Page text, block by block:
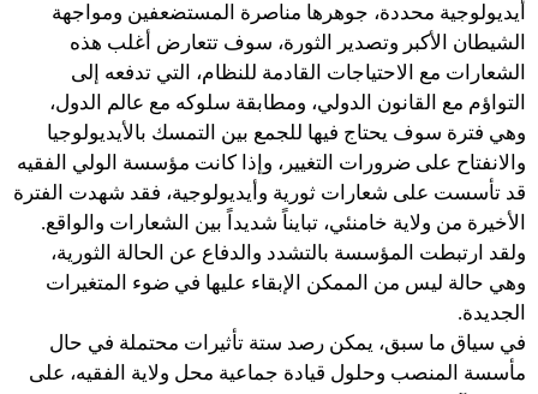
أيديولوجية محددة، جوهرها مناصرة المستضعفين ومواجهة
الشيطان الأكبر وتصدير الثورة، سوف تتعارض أغلب هذه
الشعارات مع الاحتياجات القادمة للنظام، التي تدفعه إلى
التواؤم مع القانون الدولي، ومطابقة سلوكه مع عالم الدول،
وهي فترة سوف يحتاج فيها للجمع بين التمسك بالأيديولوجيا
والانفتاح على ضرورات التغيير، وإذا كانت مؤسسة الولي الفقيه
قد تأسست على شعارات ثورية وأيديولوجية، فقد شهدت الفترة
الأخيرة من ولاية خامنئي، تبايناً شديداً بين الشعارات والواقع.
ولقد ارتبطت المؤسسة بالتشدد والدفاع عن الحالة الثورية،
وهي حالة ليس من الممكن الإبقاء عليها في ضوء المتغيرات
الجديدة.
في سياق ما سبق، يمكن رصد ستة تأثيرات محتملة في حال
مأسسة المنصب وحلول قيادة جماعية محل ولاية الفقيه، على